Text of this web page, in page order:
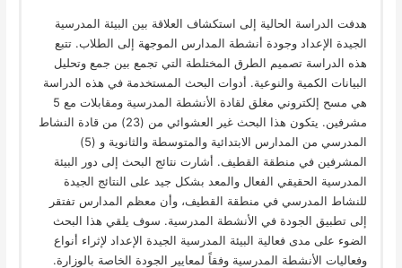
هدفت الدراسة الحالية إلى استكشاف العلاقة بين البيئة المدرسية
الجيدة الإعداد وجودة أنشطة المدارس الموجهة إلى الطلاب. تتبع
هذه الدراسة تصميم الطرق المختلطة التي تجمع بين جمع وتحليل
البيانات الكمية والنوعية. أدوات البحث المستخدمة في هذه الدراسة
هي مسح إلكتروني مغلق لقادة الأنشطة المدرسية ومقابلات مع 5
مشرفين. يتكون هذا البحث غير العشوائي من (23) من قادة النشاط
المدرسي من المدارس الابتدائية والمتوسطة والثانوية و (5)
المشرفين في منطقة القطيف. أشارت نتائج البحث إلى دور البيئة
المدرسية الحقيقي الفعال والمعد بشكل جيد على النتائج الجيدة
للنشاط المدرسي في منطقة القطيف، وأن معظم المدارس تفتقر
إلى تطبيق الجودة في الأنشطة المدرسية. سوف يلقي هذا البحث
الضوء على مدى فعالية البيئة المدرسية الجيدة الإعداد لإثراء أنواع
وفعاليات الأنشطة المدرسية وفقاً لمعايير الجودة الخاصة بالوزارة.